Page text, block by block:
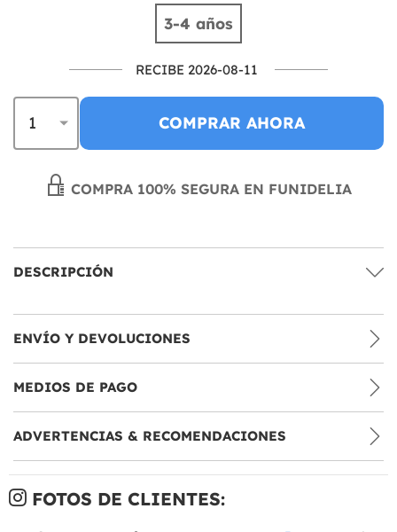
3-4 años
RECIBE 2026-08-11
COMPRAR AHORA
COMPRA 100% SEGURA EN FUNIDELIA
DESCRIPCIÓN
ENVÍO Y DEVOLUCIONES
MEDIOS DE PAGO
ADVERTENCIAS & RECOMENDACIONES
FOTOS DE CLIENTES: